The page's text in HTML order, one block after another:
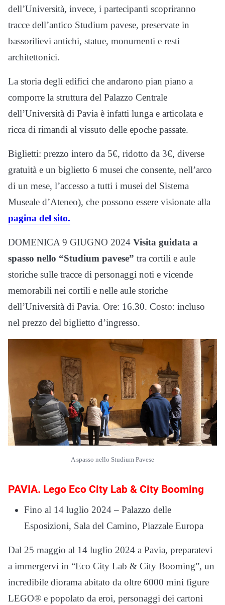
dell’Università, invece, i partecipanti scopriranno
tracce dell’antico Studium pavese, preservate in
bassorilievi antichi, statue, monumenti e resti
architettonici.
La storia degli edifici che andarono pian piano a
comporre la struttura del Palazzo Centrale
dell’Università di Pavia è infatti lunga e articolata e
ricca di rimandi al vissuto delle epoche passate.
Biglietti: prezzo intero da 5€, ridotto da 3€, diverse
gratuità e un biglietto 6 musei che consente, nell’arco
di un mese, l’accesso a tutti i musei del Sistema
Museale d’Ateneo), che possono essere visionate alla
pagina del sito.
DOMENICA 9 GIUGNO 2024 Visita guidata a
spasso nello “Studium pavese” tra cortili e aule
storiche sulle tracce di personaggi noti e vicende
memorabili nei cortili e nelle aule storiche
dell’Università di Pavia. Ore: 16.30. Costo: incluso
nel prezzo del biglietto d’ingresso.
A spasso nello Studium Pavese
PAVIA. Lego Eco City Lab & City Booming
Fino al 14 luglio 2024 – Palazzo delle
Esposizioni, Sala del Camino, Piazzale Europa
Dal 25 maggio al 14 luglio 2024 a Pavia, preparatevi
a immergervi in “Eco City Lab & City Booming”, un
incredibile diorama abitato da oltre 6000 mini figure
LEGO® e popolato da eroi, personaggi dei cartoni